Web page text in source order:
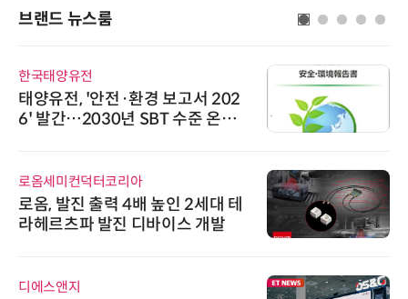
브랜드 뉴스룸
한국태양유전
태양유전, '안전·환경 보고서 202
6' 발간…2030년 SBT 수준 온실
로옴세미컨덕터코리아
로옴, 발진 출력 4배 높인 2세대 테
라헤르츠파 발진 디바이스 개발
디에스앤지